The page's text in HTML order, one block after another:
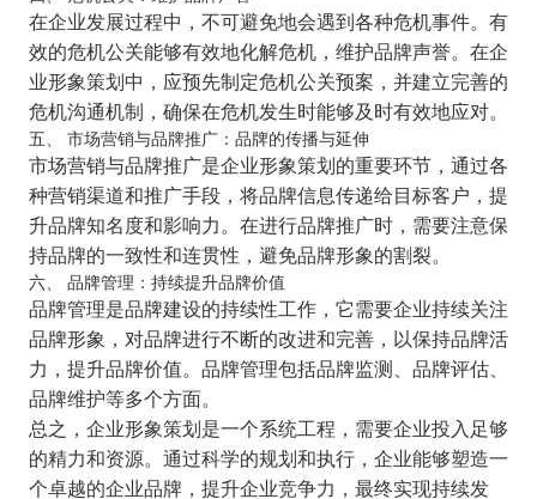
在企业发展过程中，不可避免地会遇到各种危机事件。有
效的危机公关能够有效地化解危机，维护品牌声誉。在企
业形象策划中，应预先制定危机公关预案，并建立完善的
危机沟通机制，确保在危机发生时能够及时有效地应对。
五、 市场营销与品牌推广：品牌的传播与延伸
市场营销与品牌推广是企业形象策划的重要环节，通过各
种营销渠道和推广手段，将品牌信息传递给目标客户，提
升品牌知名度和影响力。在进行品牌推广时，需要注意保
持品牌的一致性和连贯性，避免品牌形象的割裂。
六、 品牌管理：持续提升品牌价值
品牌管理是品牌建设的持续性工作，它需要企业持续关注
品牌形象，对品牌进行不断的改进和完善，以保持品牌活
力，提升品牌价值。品牌管理包括品牌监测、品牌评估、
品牌维护等多个方面。
总之，企业形象策划是一个系统工程，需要企业投入足够
的精力和资源。通过科学的规划和执行，企业能够塑造一
个卓越的企业品牌，提升企业竞争力，最终实现持续发